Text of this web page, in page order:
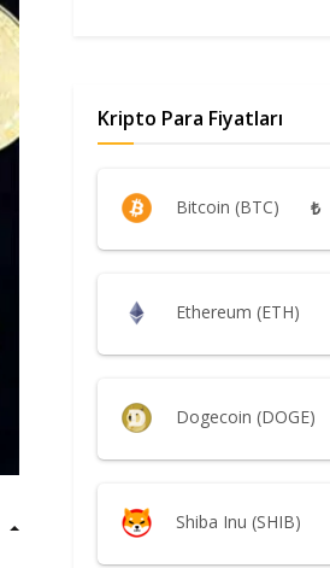
Kripto Para Fiyatları
Bitcoin (BTC) ₺
Ethereum (ETH)
Dogecoin (DOGE)
Shiba Inu (SHIB)